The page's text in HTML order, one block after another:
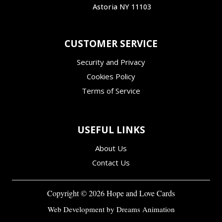
Astoria NY 11103
CUSTOMER SERVICE
Security and Privacy
Cookies Policy
Terms of Service
USEFUL LINKS
About Us
Contact Us
Copyright ©2026Hope and Love Cards
Web Development by Dreams Animation